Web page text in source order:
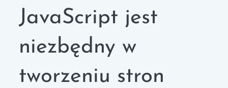
JavaScript jest
niezbędny w
tworzeniu stron